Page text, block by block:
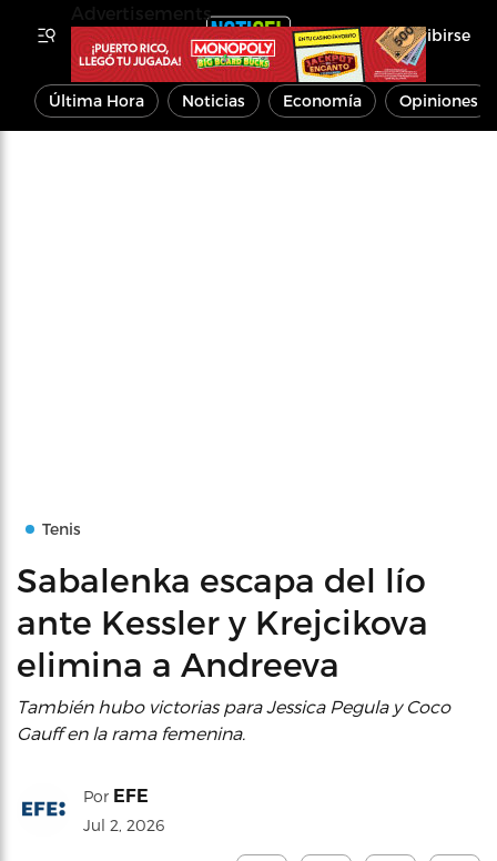
Inscribirse
Última Hora Noticias Economía Opiniones
Tenis
Sabalenka escapa del lío
ante Kessler y Krejcikova
elimina a Andreeva
También hubo victorias para Jessica Pegula y Coco
Gauff en la rama femenina.
Por EFE
Jul 2, 2026
Advertisements